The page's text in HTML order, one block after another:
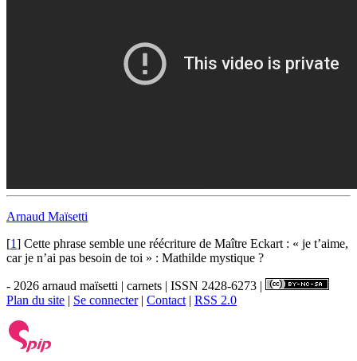
Arnaud Maïsetti
[1] Cette phrase semble une réécriture de Maître Eckart : « je t’aime,
car je n’ai pas besoin de toi » : Mathilde mystique ?
- 2026 arnaud maïsetti | carnets | ISSN 2428-6273 |
Plan du site | Se connecter| Contact | RSS 2.0